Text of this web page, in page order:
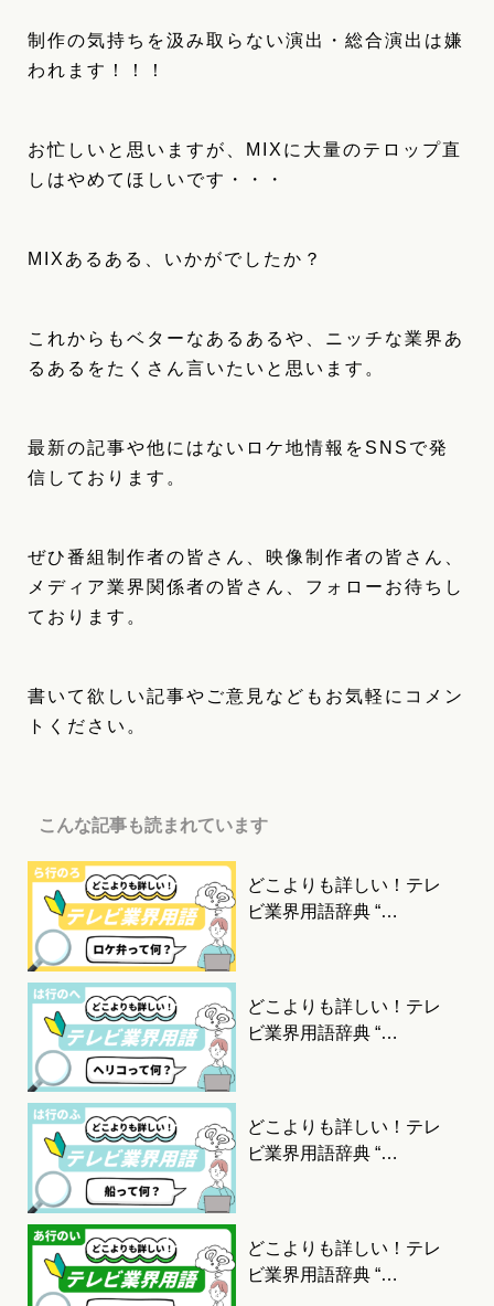
制作の気持ちを汲み取らない演出・総合演出は嫌
われます！！！
お忙しいと思いますが、MIXに大量のテロップ直
しはやめてほしいです・・・
MIXあるある、いかがでしたか？
これからもベターなあるあるや、ニッチな業界あ
るあるをたくさん言いたいと思います。
最新の記事や他にはないロケ地情報をSNSで発
信しております。
ぜひ番組制作者の皆さん、映像制作者の皆さん、
メディア業界関係者の皆さん、フォローお待ちし
ております。
書いて欲しい記事やご意見などもお気軽にコメン
トください。
こんな記事も読まれています
どこよりも詳しい！テレ
ビ業界用語辞典 “…
どこよりも詳しい！テレ
ビ業界用語辞典 “…
どこよりも詳しい！テレ
ビ業界用語辞典 “…
どこよりも詳しい！テレ
ビ業界用語辞典 “…